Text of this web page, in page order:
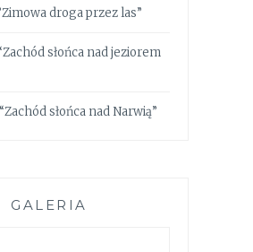
droga przez las”
słońca nad jeziorem
słońca nad Narwią”
GALERIA